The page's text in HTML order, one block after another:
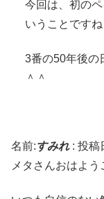
今回は、初の
いうことですね
3番の50年後の
＾＾
名前:すみれ: 投稿
メタさんおはよ